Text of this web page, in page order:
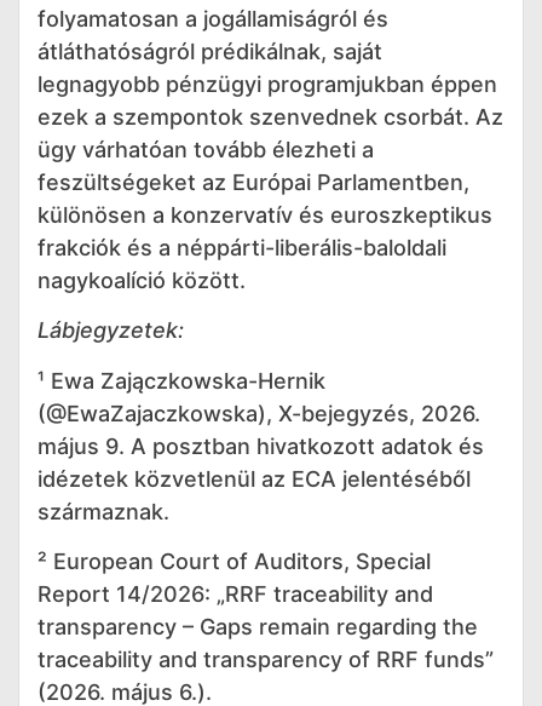
folyamatosan a jogállamiságról és
átláthatóságról prédikálnak, saját
legnagyobb pénzügyi programjukban éppen
ezek a szempontok szenvednek csorbát. Az
ügy várhatóan tovább élezheti a
feszültségeket az Európai Parlamentben,
különösen a konzervatív és euroszkeptikus
frakciók és a néppárti-liberális-baloldali
nagykoalíció között.
Lábjegyzetek:
¹ Ewa Zajączkowska-Hernik
(@EwaZajaczkowska), X-bejegyzés, 2026.
május 9. A posztban hivatkozott adatok és
idézetek közvetlenül az ECA jelentéséből
származnak.
² European Court of Auditors, Special
Report 14/2026: „RRF traceability and
transparency – Gaps remain regarding the
traceability and transparency of RRF funds”
(2026. május 6.).